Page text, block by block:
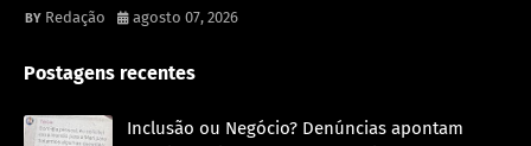
Redação agosto 07, 2026
Postagens recentes
Inclusão ou Negócio? Denúncias apontam